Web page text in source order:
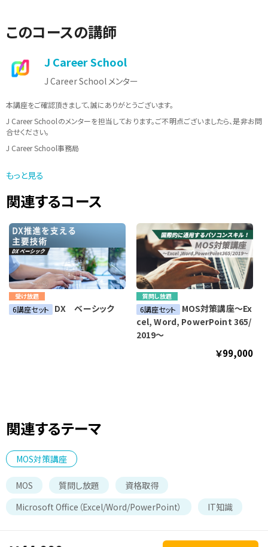
このコースの講師
J Career School
J Career School メンター
本講座をご確認頂きまして、誠にありがとうございます。
J Career Schoolのメンターを担当しております。ご不明点ございましたら、是非お問
合せください。
J Career School事務局
受付時間 10：00〜17：00（土日祝日、夏季休暇、年末年始等を除く）
もっと見る
関連するコース
受け放題
6講座セット DX ベーシック
質問し放題
6講座セット MOS対策講座～Ex
cel, Word, PowerPoint 365/
2019～
￥99,000
関連するテーマ
MOS対策講座
MOS 質問し放題
資格取得
Microsoft Office（Excel/Word/PowerPoint）
IT知識